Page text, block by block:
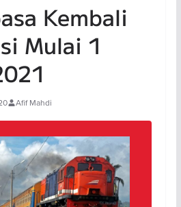
Kembali
Mulai 1
Afif Mahdi